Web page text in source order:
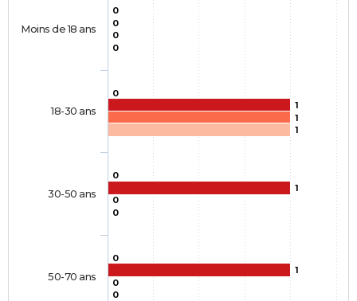
0
0
0
0
0
1
1
1
0
1
0
0
0
1
0
0
Moins de 18 ans
18-30 ans
30-50 ans
50-70 ans